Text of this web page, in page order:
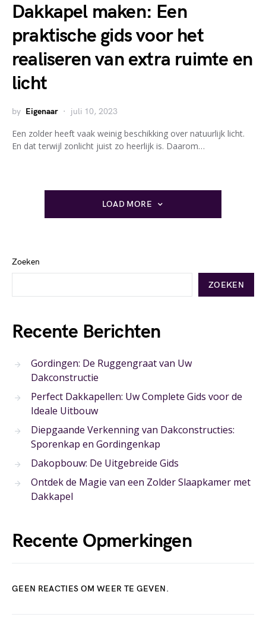
Dakkapel maken: Een
praktische gids voor het
realiseren van extra ruimte en
licht
by Eigenaar juli 10, 2023
Een zolder heeft vaak weinig beschikking over natuurlijk licht.
En dat terwijl zonlicht juist zo heerlijk is. Daarom…
LOAD MORE
Zoeken
ZOEKEN
Recente Berichten
Gordingen: De Ruggengraat van Uw
Dakconstructie
Perfect Dakkapellen: Uw Complete Gids voor de
Ideale Uitbouw
Diepgaande Verkenning van Dakconstructies:
Sporenkap en Gordingenkap
Dakopbouw: De Uitgebreide Gids
Ontdek de Magie van een Zolder Slaapkamer met
Dakkapel
Recente Opmerkingen
GEEN REACTIES OM WEER TE GEVEN.